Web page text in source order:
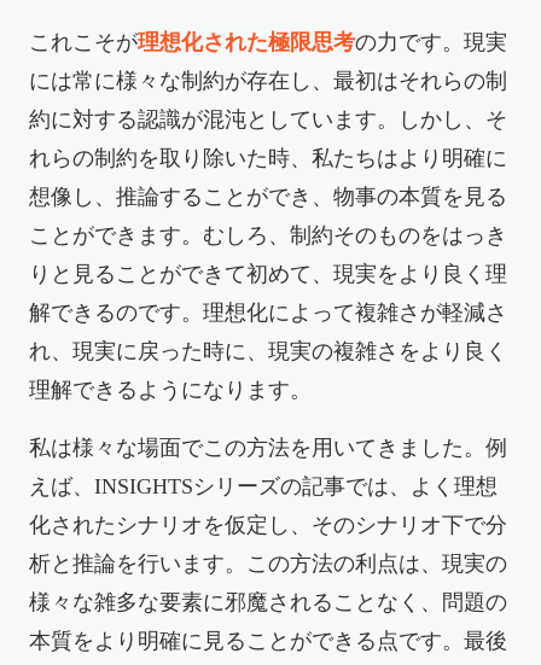
これこそが理想化された極限思考の力です。現実
には常に様々な制約が存在し、最初はそれらの制
約に対する認識が混沌としています。しかし、そ
れらの制約を取り除いた時、私たちはより明確に
想像し、推論することができ、物事の本質を見る
ことができます。むしろ、制約そのものをはっき
りと見ることができて初めて、現実をより良く理
解できるのです。理想化によって複雑さが軽減さ
れ、現実に戻った時に、現実の複雑さをより良く
理解できるようになります。
私は様々な場面でこの方法を用いてきました。例
えば、INSIGHTSシリーズの記事では、よく理想
化されたシナリオを仮定し、そのシナリオ下で分
析と推論を行います。この方法の利点は、現実の
様々な雑多な要素に邪魔されることなく、問題の
本質をより明確に見ることができる点です。最後